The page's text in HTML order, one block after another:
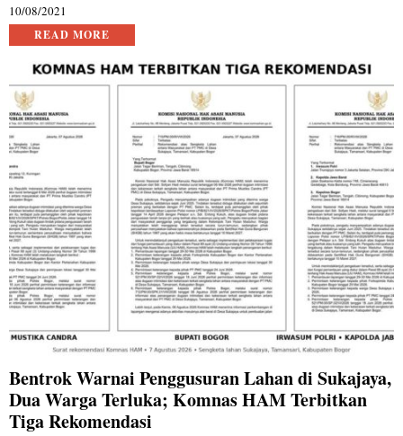
10/08/2021
READ MORE
Bentrok Warnai Penggusuran Lahan di Sukajaya,
Dua Warga Terluka; Komnas HAM Terbitkan
Tiga Rekomendasi